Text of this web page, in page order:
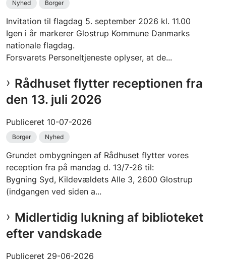
Nyhed Borger
Invitation til flagdag 5. september 2026 kl. 11.00
Igen i år markerer Glostrup Kommune Danmarks
nationale flagdag.
Forsvarets Personeltjeneste oplyser, at de...
Rådhuset flytter receptionen fra
den 13. juli 2026
Publiceret 10-07-2026
Borger Nyhed
Grundet ombygningen af Rådhuset flytter vores
reception fra på mandag d. 13/7-26 til:
Bygning Syd, Kildevældets Alle 3, 2600 Glostrup
(indgangen ved siden a...
Midlertidig lukning af biblioteket
efter vandskade
Publiceret 29-06-2026